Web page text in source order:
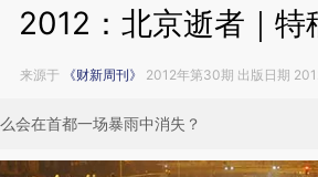
2012：北京逝者｜特
来源于 《财新周刊》 2012年第30期 出版日期
会在首都一场暴雨中消失？